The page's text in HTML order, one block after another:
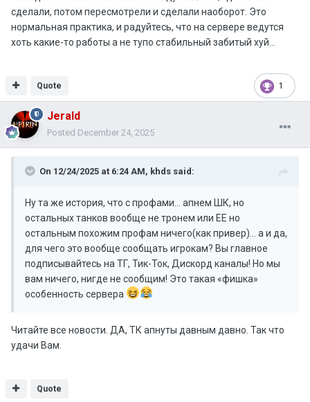
сделали, потом пересмотрели и сделали наоборот. Это
нормальная практика, и радуйтесь, что на сервере ведутся
хоть какие-то работы а не тупо стабильный забитый хуй...
1
Quote
Jerald
Posted December 24, 2025
On 12/24/2025 at 6:24 AM, khds said:
Ну та же история, что с профами… апнем ШК, но
остальных танков вообще не тронем или ЕЕ но
остальным похожим профам ничего(как привер)… а и да,
для чего это вообще сообщать игрокам? Вы главное
подписывайтесь на ТГ, Тик-Ток, Дискорд каналы! Но мы
вам ничего, нигде не сообщим! Это такая «фишка»
особенность сервера
Читайте все новости. ДА, ТК апнуты давным давно. Так что
удачи Вам.
Quote